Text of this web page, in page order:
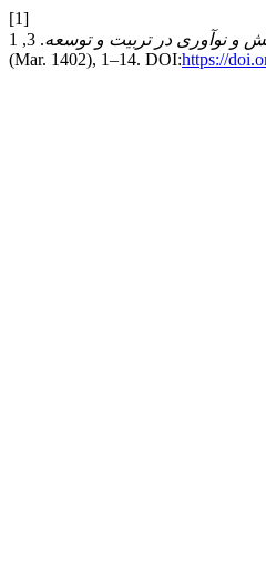
[1]
و نوآوری در تربیت و توسعه
. 3, 1
(Mar. 1402), 1–14. DOI:https://